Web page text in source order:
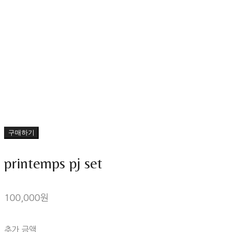
구매하기
printemps pj set
100,000원
추가 금액